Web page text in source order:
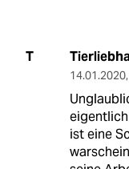
T
14.01.2020,
ist eine